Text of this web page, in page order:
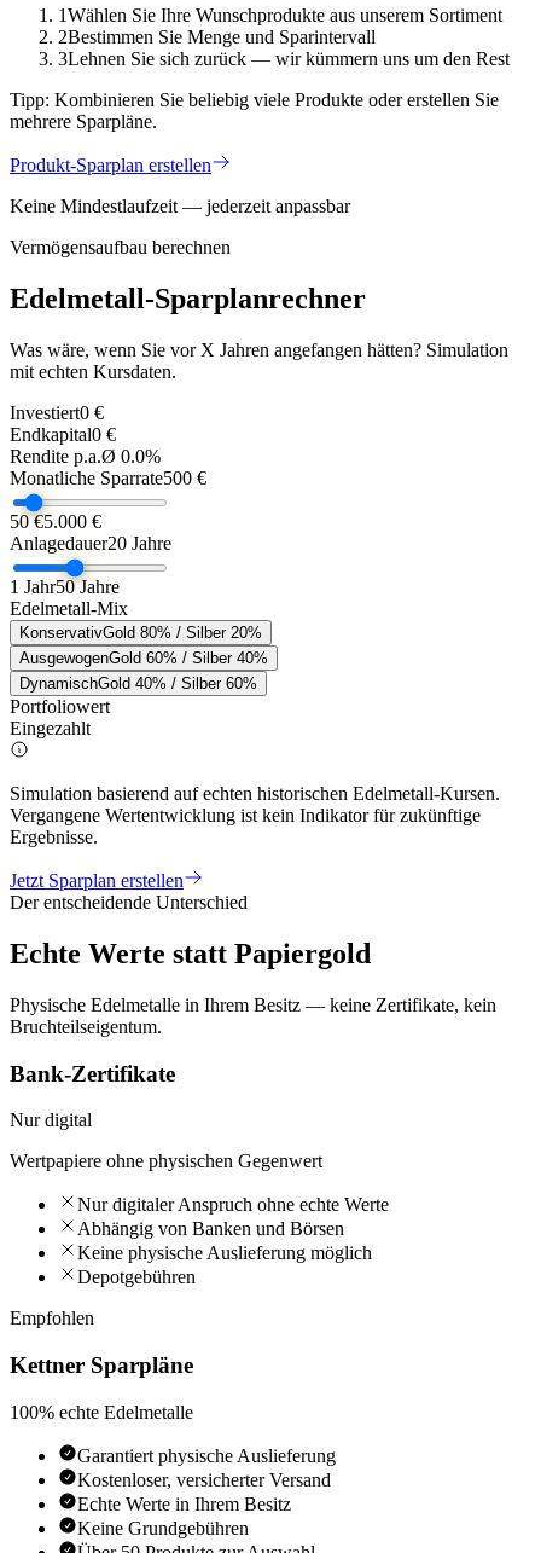
1Wählen Sie Ihre Wunschprodukte aus unserem Sortiment
2Bestimmen Sie Menge und Sparintervall
3Lehnen Sie sich zurück — wir kümmern uns um den Rest
Tipp: Kombinieren Sie beliebig viele Produkte oder erstellen Sie
mehrere Sparpläne.
Produkt-Sparplan erstellen
Keine Mindestlaufzeit — jederzeit anpassbar
Vermögensaufbau berechnen
Edelmetall-Sparplanrechner
Was wäre, wenn Sie vor X Jahren angefangen hätten? Simulation
mit echten Kursdaten.
Investiert0 €
Endkapital0 €
Rendite p.a.Ø 0.0%
Monatliche Sparrate500 €
50 €5.000 €
Anlagedauer20 Jahre
1 Jahr50 Jahre
Edelmetall-Mix
KonservativGold 80% / Silber 20%
AusgewogenGold 60% / Silber 40%
DynamischGold 40% / Silber 60%
Portfoliowert
Eingezahlt
Simulation basierend auf echten historischen Edelmetall-Kursen.
Vergangene Wertentwicklung ist kein Indikator für zukünftige
Ergebnisse.
Jetzt Sparplan erstellen
Der entscheidende Unterschied
Echte Werte statt Papiergold
Physische Edelmetalle in Ihrem Besitz — keine Zertifikate, kein
Bruchteilseigentum.
Bank-Zertifikate
Nur digital
Wertpapiere ohne physischen Gegenwert
Nur digitaler Anspruch ohne echte Werte
Abhängig von Banken und Börsen
Keine physische Auslieferung möglich
Depotgebühren
Empfohlen
Kettner Sparpläne
100% echte Edelmetalle
Garantiert physische Auslieferung
Kostenloser, versicherter Versand
Echte Werte in Ihrem Besitz
Keine Grundgebühren